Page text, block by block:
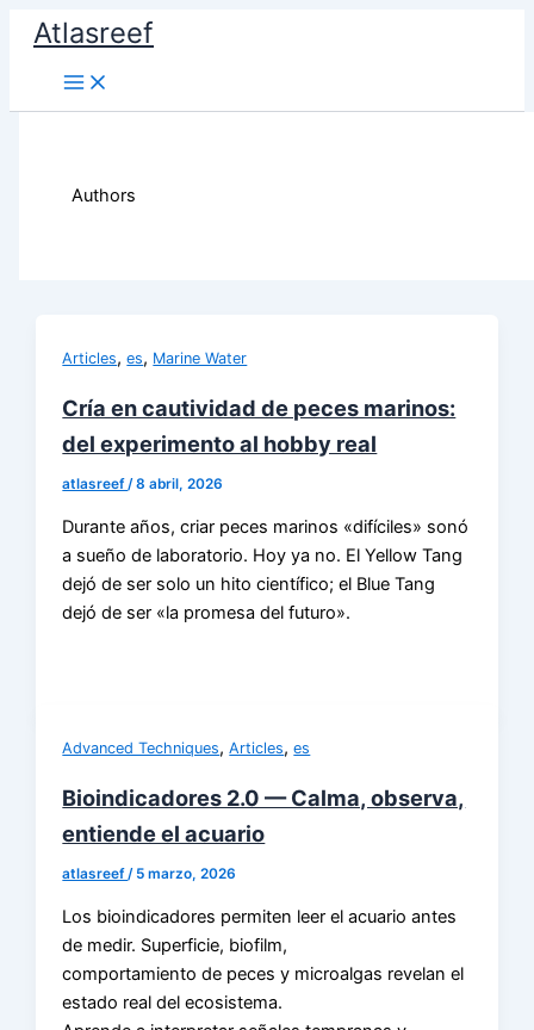
contenido
Atlasreef
Authors
Articles,es, Marine Water
Cría en cautividad de peces marinos:
del experimento al hobby real
atlasreef/8 abril, 2026
Durante años, criar peces marinos «difíciles» sonó
a sueño de laboratorio. Hoy ya no. El Yellow Tang
dejó de ser solo un hito científico; el Blue Tang
dejó de ser «la promesa del futuro».
Advanced Techniques,Articles,es
Bioindicadores 2.0 — Calma, observa,
entiende el acuario
atlasreef/ 5 marzo, 2026
Los bioindicadores permiten leer el acuario antes
de medir. Superficie, biofilm,
comportamiento de peces y microalgas revelan el
estado real del ecosistema.